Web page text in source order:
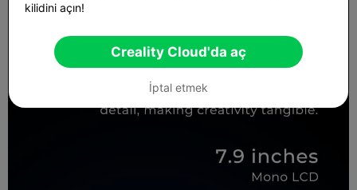
kilidini açın!
Creality Cloud'da aç
İptal etmek